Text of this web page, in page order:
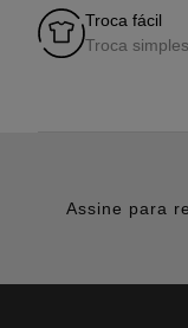
Troca fácil
Troca
Assine para